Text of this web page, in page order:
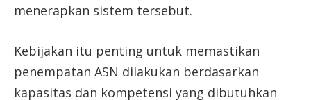
menerapkan sistem tersebut.
Kebijakan itu penting untuk memastikan
penempatan ASN dilakukan berdasarkan
kapasitas dan kompetensi yang dibutuhkan